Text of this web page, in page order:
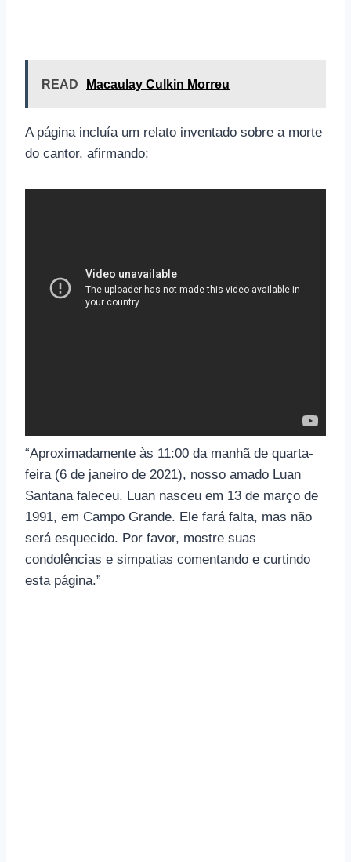
READ Macaulay Culkin Morreu
A página incluía um relato inventado sobre a morte
do cantor, afirmando:
“Aproximadamente às 11:00 da manhã de quarta-
feira (6 de janeiro de 2021), nosso amado Luan
Santana faleceu. Luan nasceu em 13 de março de
1991, em Campo Grande. Ele fará falta, mas não
será esquecido. Por favor, mostre suas
condolências e simpatias comentando e curtindo
esta página.”